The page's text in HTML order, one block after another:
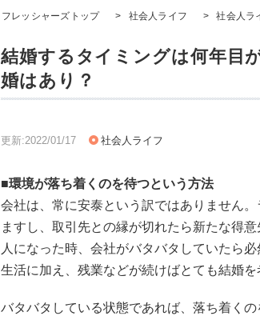
フレッシャーズトップ > 社会人ライフ > 社会人ラ
結婚するタイミングは何年目
婚はあり？
更新:2022/01/17 社会人ライフ
■環境が落ち着くのを待つという方法
会社は、常に安泰という訳ではありません
ますし、取引先との縁が切れたら新たな得
人になった時、会社がバタバタしていたら
生活に加え、残業などが続けばとても結婚を
バタバタしている状態であれば、落ち着く